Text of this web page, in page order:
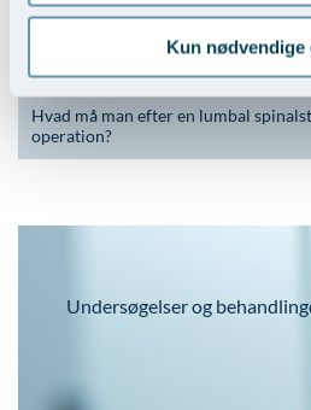
Kun nødvendige
Hvornår opererer man for lumbal
Hvad må man efter en lumbal
operation?
Undersøgelser og